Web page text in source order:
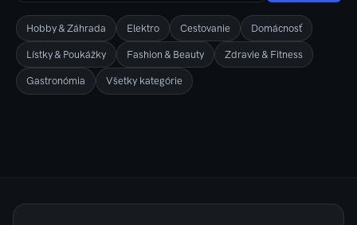
Hobby & Záhrada Elektro Cestovanie Domácnosť
Lístky & Poukážky Fashion & Beauty Zdravie & Fitness
Gastronómia Všetky kategórie